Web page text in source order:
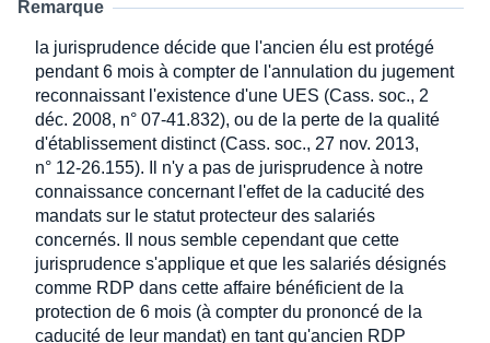
Remarque
la jurisprudence décide que l'ancien élu est protégé
pendant 6 mois à compter de l'annulation du jugement
reconnaissant l'existence d'une UES (Cass. soc., 2
déc. 2008, n° 07-41.832), ou de la perte de la qualité
d'établissement distinct (Cass. soc., 27 nov. 2013,
n° 12-26.155). Il n'y a pas de jurisprudence à notre
connaissance concernant l'effet de la caducité des
mandats sur le statut protecteur des salariés
concernés. Il nous semble cependant que cette
jurisprudence s'applique et que les salariés désignés
comme RDP dans cette affaire bénéficient de la
protection de 6 mois (à compter du prononcé de la
caducité de leur mandat) en tant qu'ancien RDP